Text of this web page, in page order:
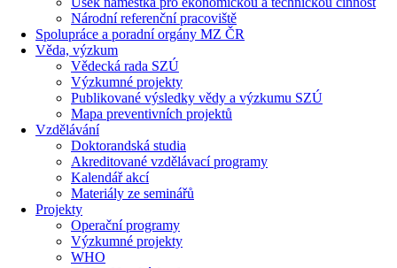
Národní referenční pracoviště
Spolupráce a poradní orgány MZ ČR
Věda, výzkum
Vědecká rada SZÚ
Výzkumné projekty
Publikované výsledky vědy a výzkumu SZÚ
Mapa preventivních projektů
Vzdělávání
Doktorandská studia
Akreditované vzdělávací programy
Kalendář akcí
Materiály ze seminářů
Projekty
Operační programy
Výzkumné projekty
WHO